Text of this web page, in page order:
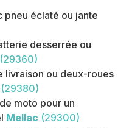
pneu éclaté ou jante
desserrée ou
(29360)
livraison ou deux-roues
(29380)
moto pour un
Mellac (29300)